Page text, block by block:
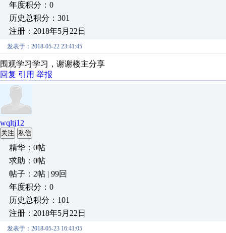
年度积分：0
历史总积分：301
注册：2018年5月22日
发表于：2018-05-22 23:41:45
围观学习学习，谢谢楼主分享
回复 引用 举报
wqltj12
关注 私信
精华：0帖
求助：0帖
帖子：2帖 | 99回
年度积分：0
历史总积分：101
注册：2018年5月22日
发表于：2018-05-23 16:41:05